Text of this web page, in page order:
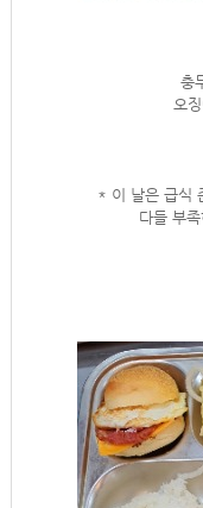
충
오
* 이 날은 급식
다들 부